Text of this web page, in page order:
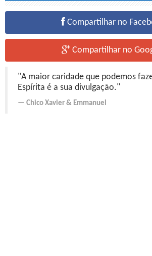
Compartilhar no
Compartilhar no
"A maior caridade que podemos
Espírita é a sua divulgação."
Chico Xavier & Emmanuel